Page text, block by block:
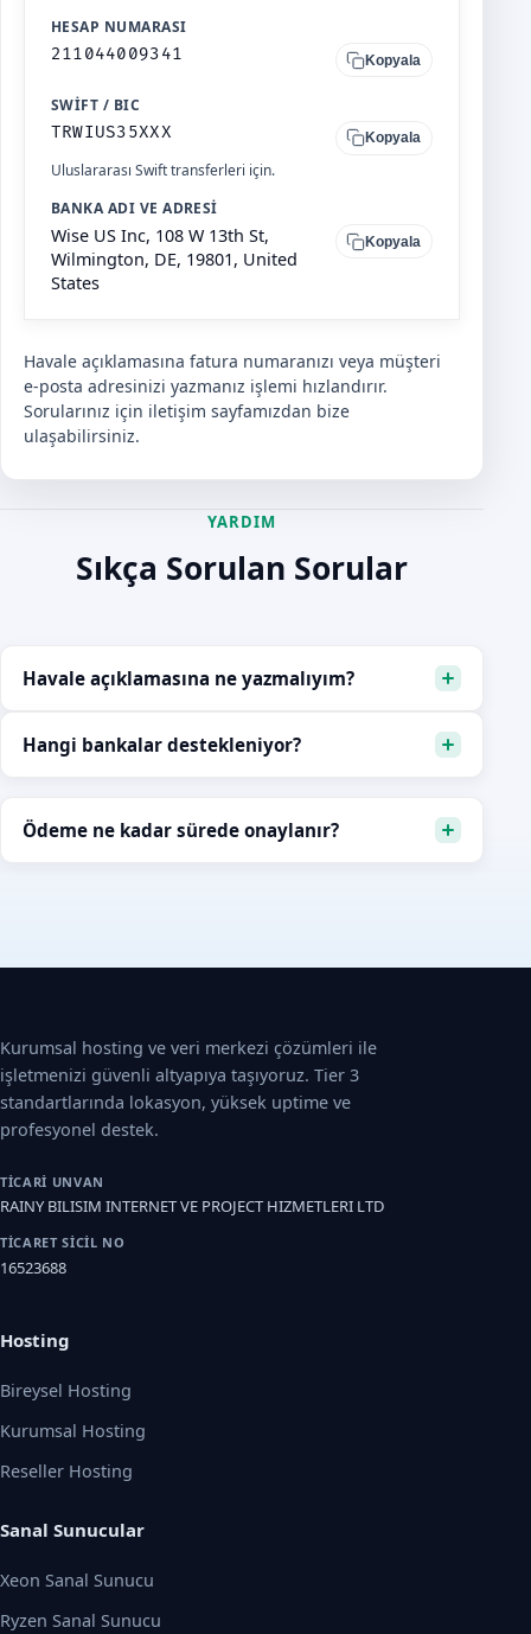
HESAP NUMARASI
211044009341
Kopyala
SWIFT / BIC
TRWIUS35XXX
Kopyala
Uluslararası Swift transferleri için.
BANKA ADI VE ADRESI
Wise US Inc, 108 W 13th St,
Wilmington, DE, 19801, United
States
Kopyala
Havale açıklamasına fatura numaranızı veya müşteri
e-posta adresinizi yazmanız işlemi hızlandırır.
Sorularınız için iletişim sayfamızdan bize
ulaşabilirsiniz.
YARDIM
Sıkça Sorulan Sorular
Havale açıklamasına ne yazmalıyım?
Hangi bankalar destekleniyor?
Ödeme ne kadar sürede onaylanır?
Kurumsal hosting ve veri merkezi çözümleri ile
işletmenizi güvenli altyapıya taşıyoruz. Tier 3
standartlarında lokasyon, yüksek uptime ve
profesyonel destek.
TICARI UNVAN
RAINY BILISIM INTERNET VE PROJECT HIZMETLERI LTD
TICARET SICIL NO
16523688
Hosting
Bireysel Hosting
Kurumsal Hosting
Reseller Hosting
Sanal Sunucular
Xeon Sanal Sunucu
Ryzen Sanal Sunucu